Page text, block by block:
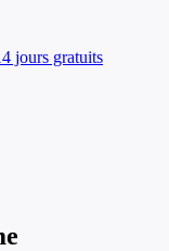
jours gratuits